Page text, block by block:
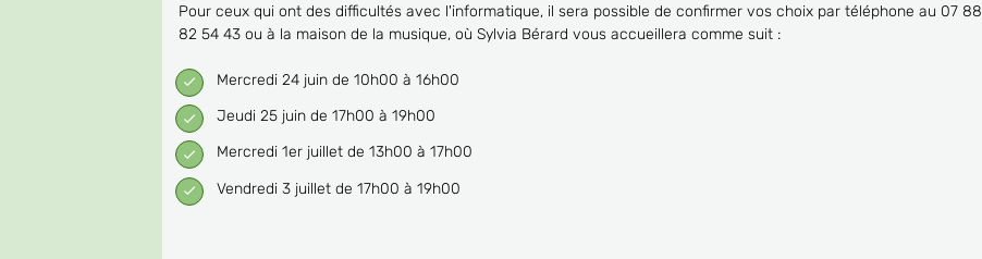
Pour ceux qui ont des difficultés avec l'informatique, il sera possible de confirmer vos choix par téléphone au 07 88
82 54 43 ou à la maison de la musique, où Sylvia Bérard vous accueillera comme suit :
Mercredi 24 juin de 10h00 à 16h00
Jeudi 25 juin de 17h00 à 19h00
Mercredi 1er juillet de 13h00 à 17h00
Vendredi 3 juillet de 17h00 à 19h00